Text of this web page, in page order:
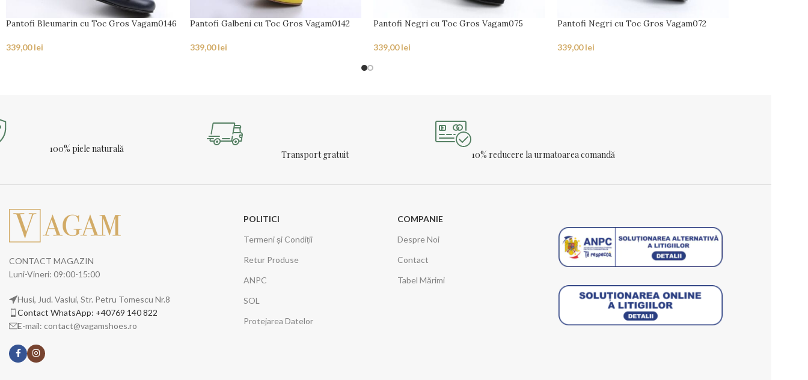
Pantofi Bleumarin cu Toc Gros Vagam0146
339,00lei
Pantofi Galbeni cu Toc Gros Vagam0142
339,00lei
Pantofi Negri cu Toc Gros Vagam075
339,00lei
Pantofi Negri cu Toc Gros Vagam072
339,00lei
100% piele naturală
Transport gratuit 10% reducere la urmatoarea comandă
CONTACT MAGAZIN
Luni-Vineri: 09:00-15:00
Husi, Jud. Vaslui, Str. Petru Tomescu Nr.8
Contact WhatsApp: +40769 140 822
E-mail: contact@vagamshoes.ro
POLITICI
Termeni și Condiții
Retur Produse
ANPC
SOL
Protejarea Datelor
COMPANIE
Despre Noi
Contact
Tabel Mărimi